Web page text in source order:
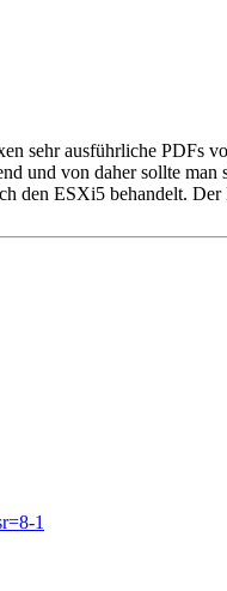
sehr ausführliche PDFs
und von daher sollte
den ESXi5 behandelt.
1